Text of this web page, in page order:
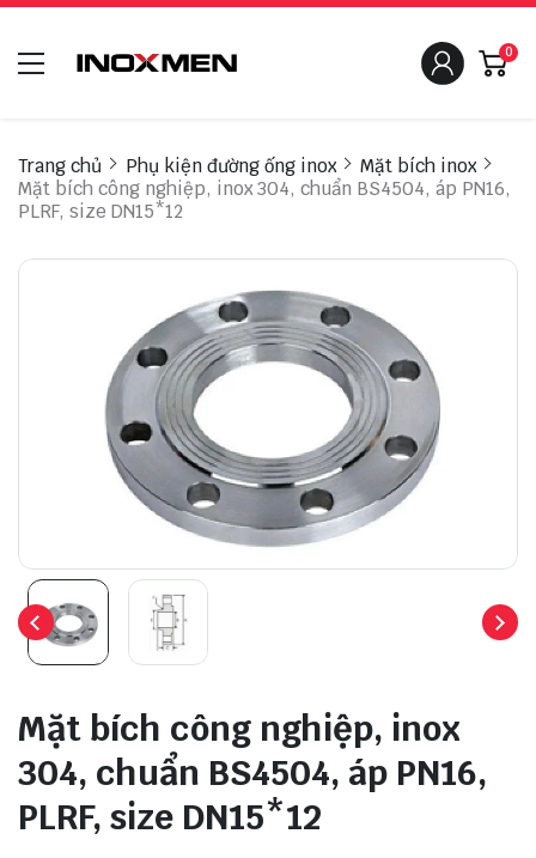
0
Trang chủ Phụ kiện đường ống inox
Mặt bích inox
Mặt bích công nghiệp, inox 304, chuẩn BS4504, áp PN16,
PLRF, size DN15*12
Mặt bích công nghiệp, inox
304, chuẩn BS4504, áp PN16,
PLRF, size DN15*12